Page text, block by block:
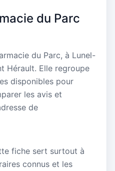
du Parc
du Parc, à Lunel-
Hérault. Elle regroupe
disponibles pour
les avis et
de
fiche sert surtout à
connus et les